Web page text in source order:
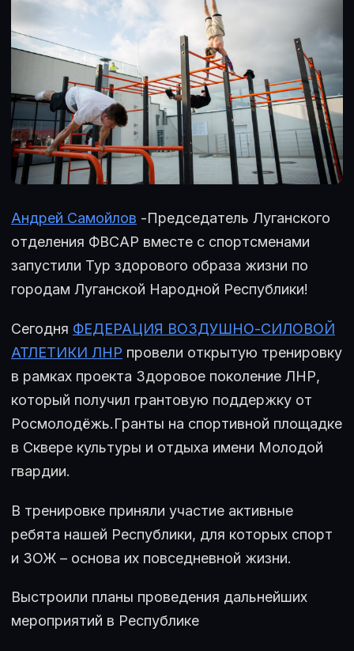
Андрей Самойлов -Председатель Луганского
отделения ФВСАР вместе с спортсменами
запустили Тур здорового образа жизни по
городам Луганской Народной Республики!
Сегодня ФЕДЕРАЦИЯ ВОЗДУШНО-СИЛОВОЙ
АТЛЕТИКИ ЛНР провели открытую тренировку
в рамках проекта Здоровое поколение ЛНР,
который получил грантовую поддержку от
Росмолодёжь.Гранты на спортивной площадке
в Сквере культуры и отдыха имени Молодой
гвардии.
В тренировке приняли участие активные
ребята нашей Республики, для которых спорт
и ЗОЖ – основа их повседневной жизни.
Выстроили планы проведения дальнейших
мероприятий в Республике